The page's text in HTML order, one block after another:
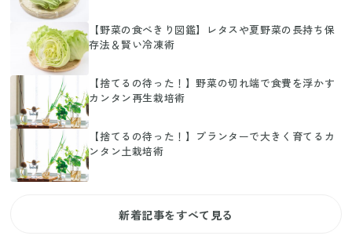
【野菜の食べきり図鑑】レタスや夏野菜の長持ち保
存法＆賢い冷凍術
【捨てるの待った！】野菜の切れ端で食費を浮かす
カンタン再生栽培術
【捨てるの待った！】プランターで大きく育てるカ
ンタン土栽培術
新着記事をすべて見る